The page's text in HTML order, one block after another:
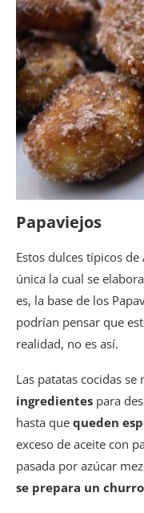
Papaviejos
Estos dulces típicos
única la cual se elabora
es, la base de los
podrían pensar que
realidad, no es así.
Las patatas cocidas se
ingredientes para
hasta que queden
exceso de aceite con
pasada por azúcar
se prepara un churro